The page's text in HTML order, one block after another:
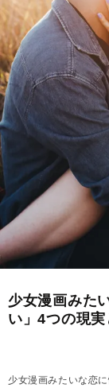
少女漫画みた
い」4つの現実
少女漫画みたいな恋